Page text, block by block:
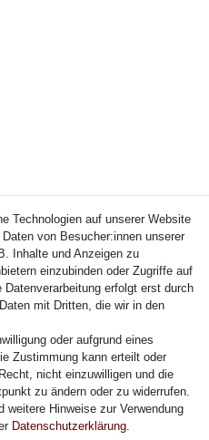
Technologien auf unserer Website
von Besucher:innen unserer
Inhalte und Anzeigen zu
einzubinden oder Zugriffe auf
erfolgt erst durch
mit Dritten, die wir in den
oder aufgrund eines
Zustimmung kann erteilt oder
nicht einzuwilligen und die
zu ändern oder zu widerrufen.
weitere Hinweise zur Verwendung
Daten­schutz­erklärung